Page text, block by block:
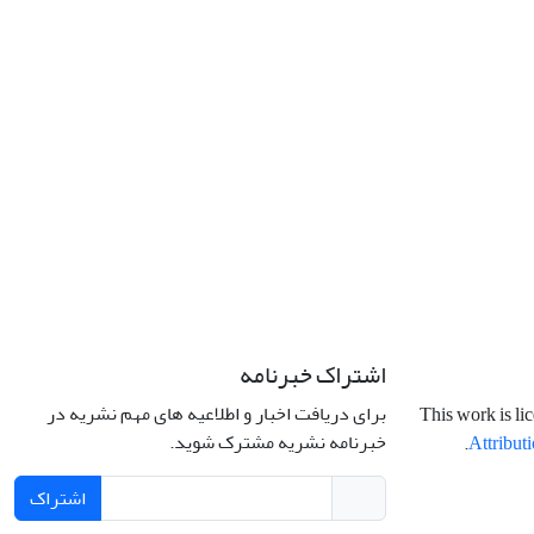
This work is
.
اشتراک خبرنامه
برای دریافت اخبار و اطلاعیه های مهم نشریه در
خبرنامه نشریه مشترک شوید.
اشتراک